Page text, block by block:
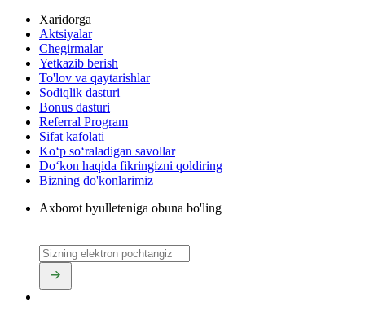
Xaridorga
Aktsiyalar
Chegirmalar
Yetkazib berish
To'lov va qaytarishlar
Sodiqlik dasturi
Bonus dasturi
Referral Program
Sifat kafolati
Ko‘p so‘raladigan savollar
Do‘kon haqida fikringizni qoldiring
Bizning do'konlarimiz
Axborot byulleteniga obuna bo'ling